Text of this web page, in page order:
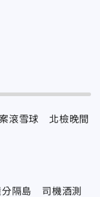
滾雪球 北檢晚間
分隔島 司機酒測